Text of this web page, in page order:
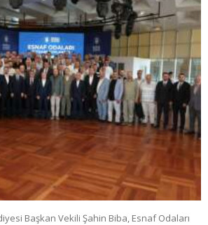
Başkan Vekili Şahin Biba, Esnaf Odaları